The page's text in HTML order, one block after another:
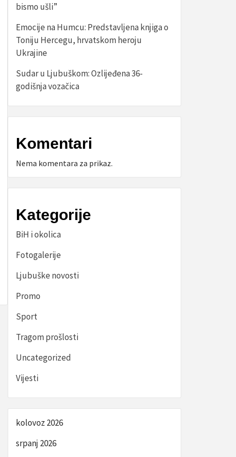
bismo ušli”
Emocije na Humcu: Predstavljena knjiga o
Toniju Hercegu, hrvatskom heroju
Ukrajine
Sudar u Ljubuškom: Ozlijeđena 36-
godišnja vozačica
Komentari
Nema komentara za prikaz.
Kategorije
BiH i okolica
Fotogalerije
Ljubuške novosti
Promo
Sport
Tragom prošlosti
Uncategorized
Vijesti
kolovoz 2026
srpanj 2026